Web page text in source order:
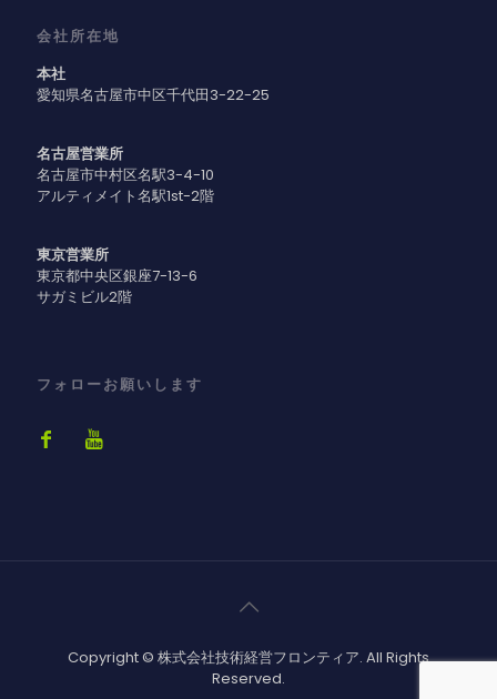
会社所在地
本社
愛知県名古屋市中区千代田3-22-25
名古屋営業所
名古屋市中村区名駅3-4-10
アルティメイト名駅1st-2階
東京営業所
東京都中央区銀座7-13-6
サガミビル2階
フォローお願いします
Copyright © 株式会社技術経営フロンティア. All Rights
Reserved.